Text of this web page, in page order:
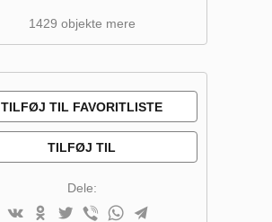
1429 objekte mere
TILFØJ TIL FAVORITLISTE
TILFØJ TIL
Dele: